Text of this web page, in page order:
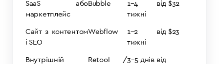
SaaS або
маркетплейс
Bubble
1–4
тижні
від $32
Сайт з контентом
і SEO
Webflow
1–2
тижні
від $23
Внутрішній
Retool /3–5 днів від